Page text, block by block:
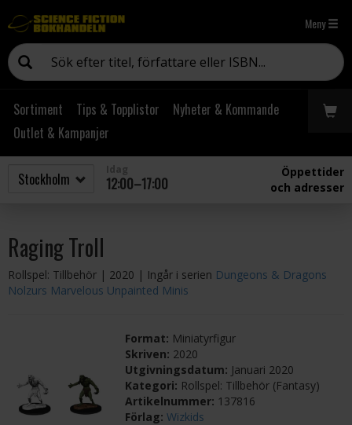
Meny
Sortiment Tips & Topplistor
Nyheter & Kommande
Outlet & Kampanjer
12:00–17:00
Öppettider
och adresser
Raging Troll
Rollspel: Tillbehör | 2020 | Ingår i serien Dungeons & Dragons
Nolzurs Marvelous Unpainted Minis
Format: Miniatyrfigur
Skriven: 2020
Utgivningsdatum: Januari 2020
Kategori: Rollspel: Tillbehör (Fantasy)
Artikelnummer: 137816
Förlag:Wizkids